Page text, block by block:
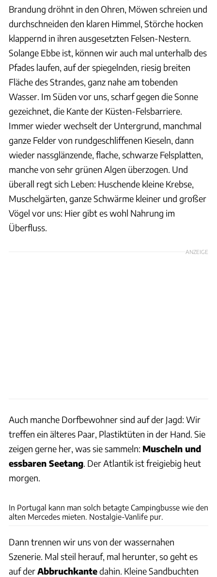
Brandung dröhnt in den Ohren, Möwen schreien und
durchschneiden den klaren Himmel, Störche hocken
klappernd in ihren ausgesetzten Felsen-Nestern.
Solange Ebbe ist, können wir auch mal unterhalb des
Pfades laufen, auf der spiegelnden, riesig breiten
Fläche des Strandes, ganz nahe am tobenden
Wasser. Im Süden vor uns, scharf gegen die Sonne
gezeichnet, die Kante der Küsten-Felsbarriere.
Immer wieder wechselt der Untergrund, manchmal
ganze Felder von rundgeschliffenen Kieseln, dann
wieder nassglänzende, flache, schwarze Felsplatten,
manche von sehr grünen Algen überzogen. Und
überall regt sich Leben: Huschende kleine Krebse,
Muschelgärten, ganze Schwärme kleiner und großer
Vögel vor uns: Hier gibt es wohl Nahrung im
Überfluss.
ANZEIGE
Auch manche Dorfbewohner sind auf der Jagd: Wir
treffen ein älteres Paar, Plastiktüten in der Hand. Sie
zeigen gerne her, was sie sammeln: Muscheln und
essbaren Seetang. Der Atlantik ist freigiebig heut
morgen.
In Portugal kann man solch betagte Campingbusse wie den
alten Mercedes mieten. Nostalgie-Vanlife pur.
Dann trennen wir uns von der wassernahen
Szenerie. Mal steil herauf, mal herunter, so geht es
auf derAbbruchkantedahin. Kleine Sandbuchten